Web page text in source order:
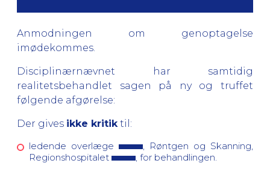
Anmodningen om genoptagelse
imødekommes.
Disciplinærnævnet har samtidig
realitetsbehandlet sagen på ny og truffet
følgende afgørelse:
Der gives ikke kritik til:
ledende overlæge
, Røntgen og Skanning,
Regionshospitalet
, for behandlingen.